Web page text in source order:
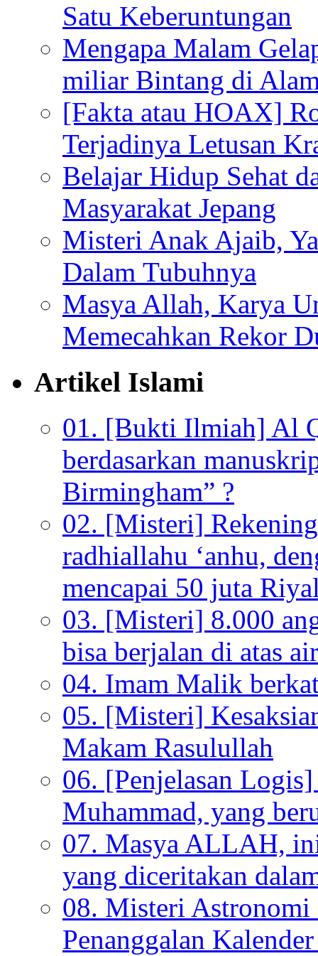
Satu Keberuntungan
Mengapa Malam
miliar Bintang di
[Fakta atau HOAX]
Terjadinya Letusan
Belajar Hidup Sehat
Masyarakat Jepang
Misteri Anak Ajaib,
Dalam Tubuhnya
Masya Allah, Karya
Memecahkan Rekor
Artikel Islami
01. [Bukti Ilmiah] Al
berdasarkan
Birmingham” ?
02. [Misteri]
radhiallahu ‘anhu,
mencapai 50 juta
03. [Misteri] 8.000
bisa berjalan di atas
04. Imam Malik
05. [Misteri]
Makam Rasulullah
06. [Penjelasan
Muhammad, yang
07. Masya ALLAH,
yang diceritakan
08. Misteri Astronomi
Penanggalan